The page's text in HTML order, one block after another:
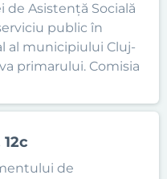
de Asistență Socială
public în
al municipiului Cluj-
primarului. Comisia
de